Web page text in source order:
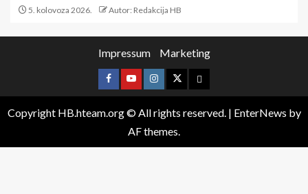
5. kolovoza 2026. Autor: Redakcija HB
Impressum Marketing
Copyright HB.hteam.org © All rights reserved. | EnterNews by
AF themes.